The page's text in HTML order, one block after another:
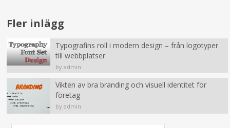
Fler inlägg
Typografins roll i modern design – från logotyper
till webbplatser
by admin
Vikten av bra branding och visuell identitet för
företag
by admin